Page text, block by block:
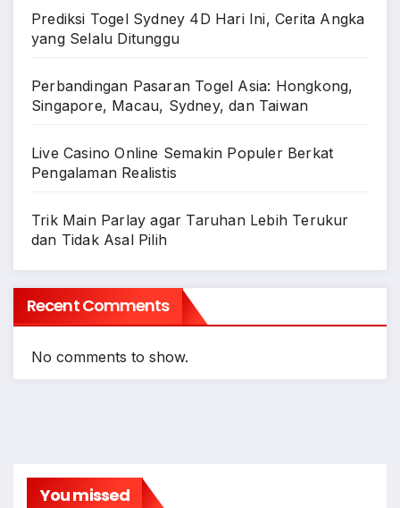
Prediksi Togel Sydney 4D Hari Ini, Cerita Angka
yang Selalu Ditunggu
Perbandingan Pasaran Togel Asia: Hongkong,
Singapore, Macau, Sydney, dan Taiwan
Live Casino Online Semakin Populer Berkat
Pengalaman Realistis
Trik Main Parlay agar Taruhan Lebih Terukur
dan Tidak Asal Pilih
Recent Comments
No comments to show.
You missed